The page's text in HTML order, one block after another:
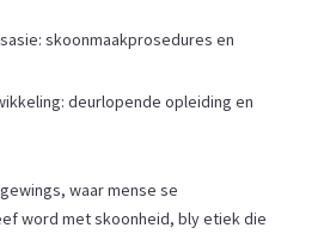
skoonmaakprosedures en
deurlopende opleiding en
waar mense se
word met skoonheid, bly etiek die